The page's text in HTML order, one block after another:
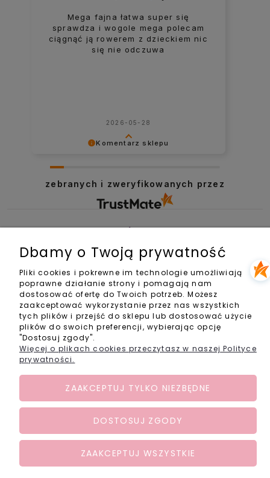
Komentarz sklepu
Mega fajna łatwa super się
sprawdza i wogole mega polecam
ciągnąć ją rowerem z dzieckiem nic
się nie odczuwa
2026-05-28
zebranych i zweryfikowanych przez
Zakupy
Pomoc
Informacje
Kontakt
+48 733 531 534
Social Media
POKAŻ PEŁNĄ WERSJĘ STRONY
Dbamy o Twoją prywatność
Pliki cookies i pokrewne im technologie umożliwiają
poprawne działanie strony i pomagają nam
dostosować ofertę do Twoich potrzeb. Możesz
zaakceptować wykorzystanie przez nas wszystkich
tych plików i przejść do sklepu lub dostosować użycie
plików do swoich preferencji, wybierając opcję
"Dostosuj zgody".
Więcej o plikach cookies przeczytasz w naszej Polityce
prywatności.
ZAAKCEPTUJ TYLKO NIEZBĘDNE
DOSTOSUJ ZGODY
ZAAKCEPTUJ WSZYSTKIE